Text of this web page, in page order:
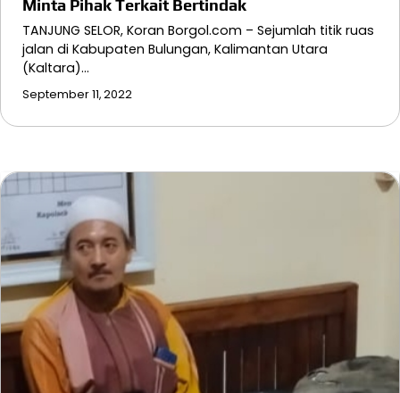
Minta Pihak Terkait Bertindak
TANJUNG SELOR, Koran Borgol.com – Sejumlah titik ruas
jalan di Kabupaten Bulungan, Kalimantan Utara
(Kaltara)…
September 11, 2022